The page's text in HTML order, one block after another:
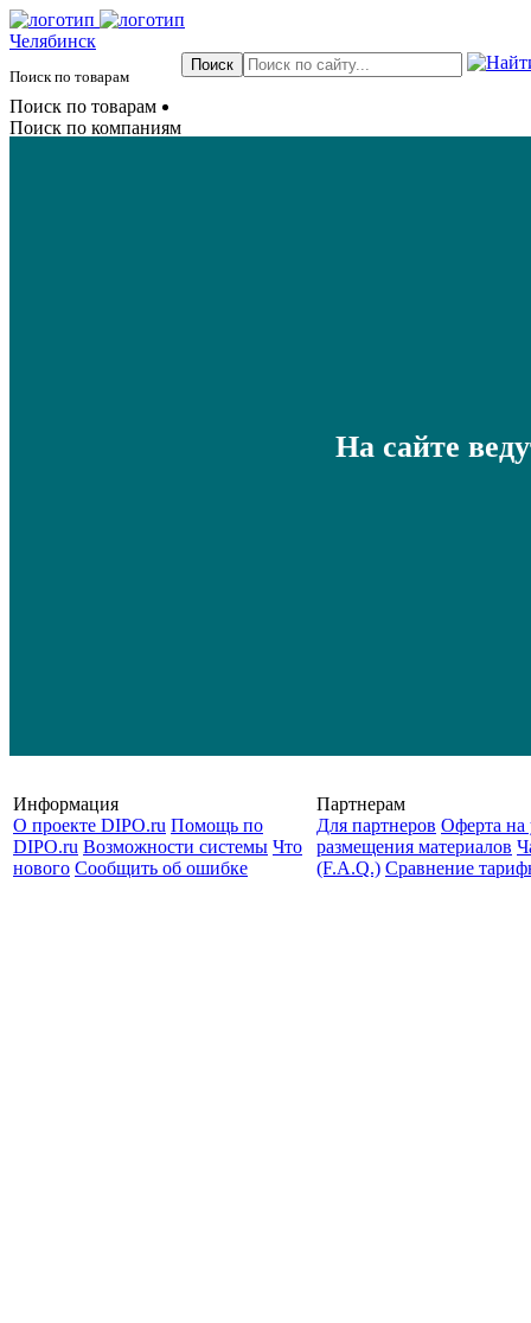
Челябинск
Поиск по товарам
Поиск по товарам
Поиск по компаниям
На сайте
Информация
О проекте DIPO.ru Помощь по
DIPO.ru Возможности системы Что
нового Сообщить об ошибке
Партнерам
Для партнеров Оферта на
размещения материалов
(F.A.Q.) Cравнение